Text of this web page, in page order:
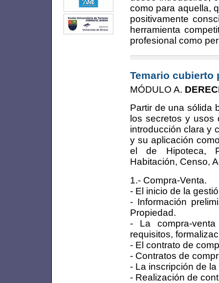
como para aquella,
positivamente
herramienta
profesional como
Temario cubierto
MÓDULO A.
Partir de una sólida
los secretos y usos
introducción clara y
y su aplicación
el de Hipoteca,
Habitación, Censo,
1.- Compra-Venta.
- El inicio de la
- Información
Propiedad.
- La compra-
requisitos,
- El contrato de
- Contratos de
- La inscripción de
- Realización de